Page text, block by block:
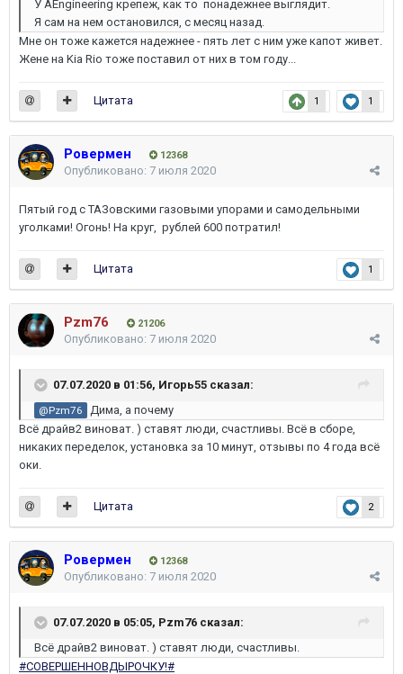
У AEngineering крепеж, как то понадежнее выглядит.
Я сам на нем остановился, с месяц назад.
Мне он тоже кажется надежнее - пять лет с ним уже капот живет.
Жене на Kia Rio тоже поставил от них в том году...
1 1
Цитата
Ровермен 12368
Опубликовано: 7 июля 2020
Пятый год с ТАЗовскими газовыми упорами и самодельными
уголками! Огонь! На круг, рублей 600 потратил!
1
Цитата
Pzm76 21206
Опубликовано: 7 июля 2020
07.07.2020 в 01:56, Игорь55 сказал:
@Pzm76
Дима, а почему
Всё драйв2 виноват. ) ставят люди, счастливы. Всё в сборе,
никаких переделок, установка за 10 минут, отзывы по 4 года всё
оки.
2
Цитата
Ровермен 12368
Опубликовано: 7 июля 2020
07.07.2020 в 05:05, Pzm76 сказал:
Всё драйв2 виноват. ) ставят люди, счастливы.
#СОВЕРШЕННОВДЫРОЧКУ!#